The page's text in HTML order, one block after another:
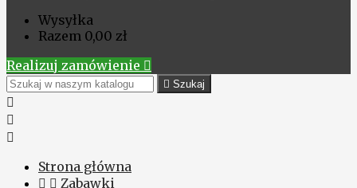
Wysyłka
Razem 0,00 zł
Realizuj zamówienie 
 Szukaj



Strona główna
  Zabawki